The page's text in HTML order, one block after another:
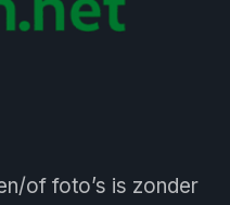
of foto’s is zonder